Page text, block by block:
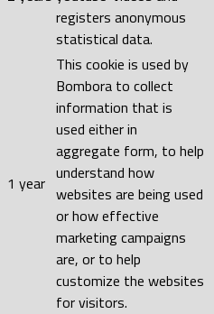
registers anonymous
statistical data.
1 year
This cookie is used by
Bombora to collect
information that is
used either in
aggregate form, to help
understand how
websites are being used
or how effective
marketing campaigns
are, or to help
customize the websites
for visitors.